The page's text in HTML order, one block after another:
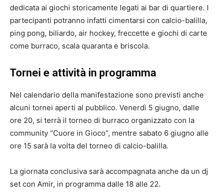
dedicata ai giochi storicamente legati ai bar di quartiere. I
partecipanti potranno infatti cimentarsi con calcio-balilla,
ping pong, biliardo, air hockey, freccette e giochi di carte
come burraco, scala quaranta e briscola.
Tornei e attività in programma
Nel calendario della manifestazione sono previsti anche
alcuni tornei aperti al pubblico. Venerdì 5 giugno, dalle
ore 20, si terrà il torneo di burraco organizzato con la
community “Cuore in Gioco”, mentre sabato 6 giugno alle
ore 15 sarà la volta del torneo di calcio-balilla.
La giornata conclusiva sarà accompagnata anche da un dj
set con Amir, in programma dalle 18 alle 22.